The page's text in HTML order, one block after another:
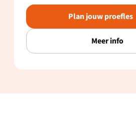
Plan jouw proefles
Meer info